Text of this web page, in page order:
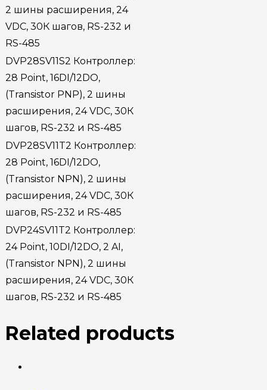
2 шины расширения, 24
VDC, 30К шагов, RS-232 и
RS-485
DVP28SV11S2 Контроллер:
28 Point, 16DI/12DO,
(Transistor PNP), 2 шины
расширения, 24 VDC, 30К
шагов, RS-232 и RS-485
DVP28SV11T2 Контроллер:
28 Point, 16DI/12DO,
(Transistor NPN), 2 шины
расширения, 24 VDC, 30К
шагов, RS-232 и RS-485
DVP24SV11T2 Контроллер:
24 Point, 10DI/12DO, 2 AI,
(Transistor NPN), 2 шины
расширения, 24 VDC, 30К
шагов, RS-232 и RS-485
Related products